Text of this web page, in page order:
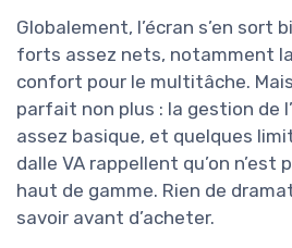
Globalement, l’écran s’en sort
forts assez nets, notamment
confort pour le multitâche.
parfait non plus : la gestion de
assez basique, et quelques
dalle VA rappellent qu’on n’est
haut de gamme. Rien de
savoir avant d’acheter.